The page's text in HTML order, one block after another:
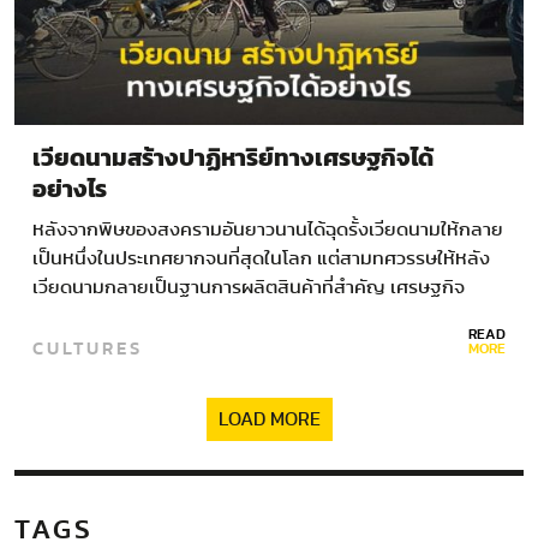
เวียดนามสร้างปาฏิหาริย์ทางเศรษฐกิจได้
อย่างไร
หลังจากพิษของสงครามอันยาวนานได้ฉุดรั้งเวียดนามให้กลาย
เป็นหนึ่งในประเทศยากจนที่สุดในโลก แต่สามทศวรรษให้หลัง
เวียดนามกลายเป็นฐานการผลิตสินค้าที่สำคัญ เศรษฐกิจ
เวียดนาม เปรียบได้กับคนหนุ่มสาวที่กำลังเติบโตและมีความ
CULTURES READ
MORE
LOAD MORE
TAGS